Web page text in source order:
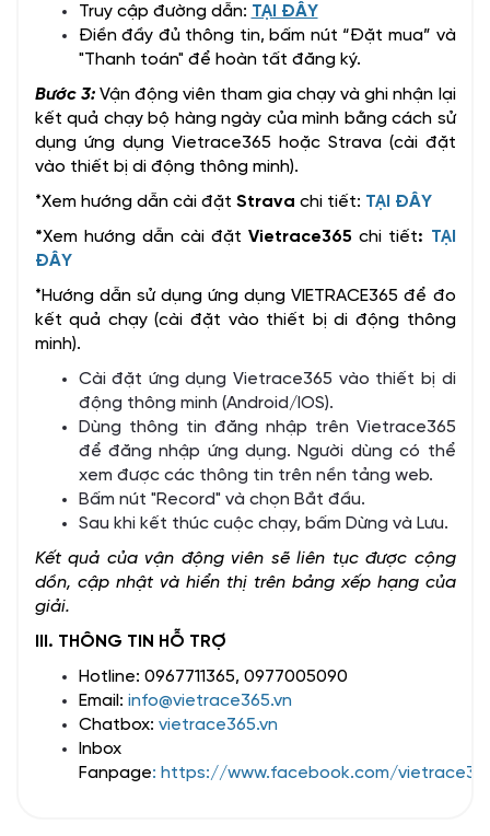
Truy cập đường dẫn: TẠI ĐÂY
Điền đầy đủ thông tin, bấm nút “Đặt mua” và
"Thanh toán" để hoàn tất đăng ký.
Bước 3:Vận động viên tham gia chạy và ghi nhận lại
kết quả chạy bộ hàng ngày của mình bằng cách sử
dụng ứng dụng Vietrace365 hoặc Strava (cài đặt
vào thiết bị di động thông minh).
*Xem hướng dẫn cài đặt Strava chi tiết: TẠI ĐÂY
*Xem hướng dẫn cài đặtVietrace365 chi tiết: TẠI
ĐÂY
*Hướng dẫn sử dụng ứng dụng VIETRACE365 để đo
kết quả chạy (cài đặt vào thiết bị di động thông
minh).
Cài đặt ứng dụng Vietrace365 vào thiết bị di
động thông minh (Android/IOS).
Dùng thông tin đăng nhập trên Vietrace365
để đăng nhập ứng dụng. Người dùng có thể
xem được các thông tin trên nền tảng web.
Bấm nút "Record" và chọn Bắt đầu.
Sau khi kết thúc cuộc chạy, bấm Dừng và Lưu.
Kết quả của vận động viên sẽ liên tục được cộng
dồn, cập nhật và hiển thị trên bảng xếp hạng của
giải.
III. THÔNG TIN HỖ TRỢ
Hotline: 0967711365, 0977005090
Email: info@vietrace365.vn
Chatbox: vietrace365.vn
Inbox
Fanpage: https://www.facebook.com/